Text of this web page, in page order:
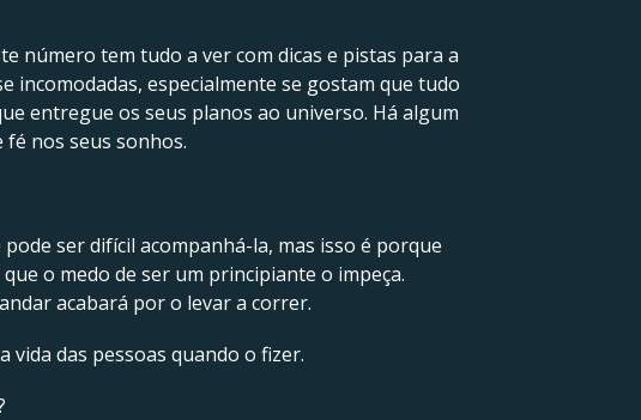
número tem tudo a ver com dicas e pistas para a
incomodadas, especialmente se gostam que tudo
entregue os seus planos ao universo. Há algum
fé nos seus sonhos.
ser difícil acompanhá-la, mas isso é porque
o medo de ser um principiante o impeça.
acabará por o levar a correr.
vida das pessoas quando o fizer.